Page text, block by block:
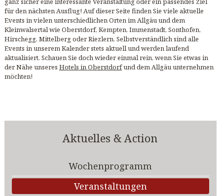
für den nächsten Ausflug! Auf dieser Seite finden Sie viele aktuelle
Events in vielen unterschiedlichen Orten im Allgäu und dem
Kleinwalsertal wie Oberstdorf, Kempten, Immenstadt, Sonthofen,
Hirschegg, Mittelberg oder Riezlern. Selbstverständlich sind alle
Events in unserem Kalender stets aktuell und werden laufend
aktualisiert. Schauen Sie doch wieder einmal rein, wenn Sie etwas in
der Nähe unseres Hotels in Oberstdorfund dem Allgäu unternehmen
möchten!
Aktuelles & Action
Wochenprogramm
Veranstaltungen